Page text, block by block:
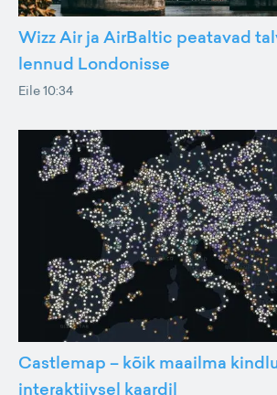
Wizz Air ja AirBaltic peatavad
lennud Londonisse
Eile 10:34
Castlemap – kõik maailma
interaktiivsel kaardil